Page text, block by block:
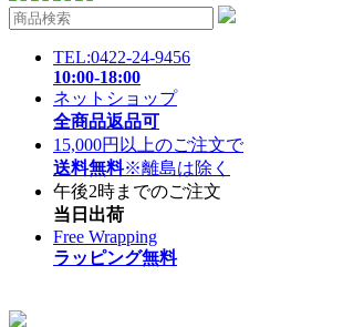
TEL:0422-24-9456
10:00-18:00
ネットショップ
全商品返品可
15,000円以上のご注文で
送料無料※離島は除く
午後2時までのご注文
当日出荷
Free Wrapping
ラッピング無料